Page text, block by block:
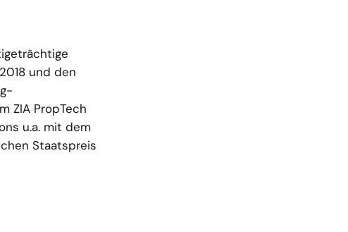
und den
ZIA PropTech
u.a. mit dem
Staatspreis